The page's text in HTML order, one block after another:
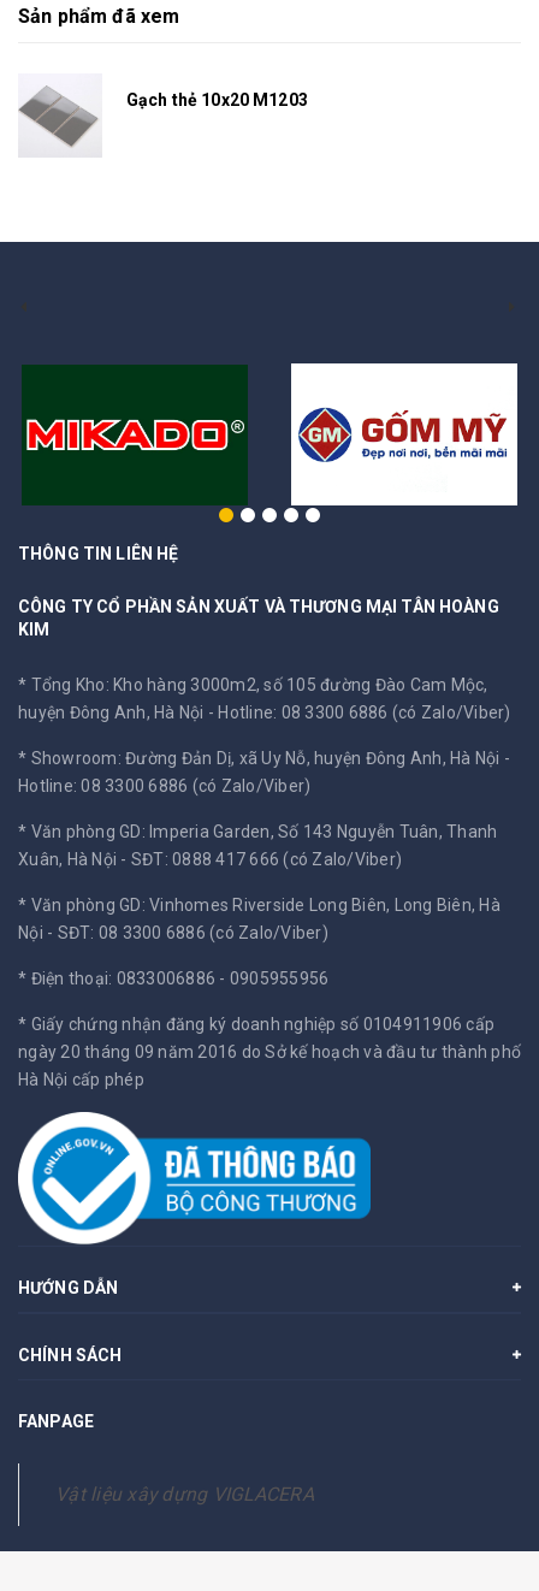
Sản phẩm đã xem
Gạch thẻ 10x20 M1203
THÔNG TIN LIÊN HỆ
CÔNG TY CỔ PHẦN SẢN XUẤT VÀ THƯƠNG MẠI TÂN HOÀNG
KIM
* Tổng Kho: Kho hàng 3000m2, số 105 đường Đào Cam Mộc,
huyện Đông Anh, Hà Nội - Hotline: 08 3300 6886 (có Zalo/Viber)
* Showroom: Đường Đản Dị, xã Uy Nỗ, huyện Đông Anh, Hà Nội -
Hotline: 08 3300 6886 (có Zalo/Viber)
* Văn phòng GD: Imperia Garden, Số 143 Nguyễn Tuân, Thanh
Xuân, Hà Nội - SĐT: 0888 417 666 (có Zalo/Viber)
* Văn phòng GD: Vinhomes Riverside Long Biên, Long Biên, Hà
Nội - SĐT: 08 3300 6886 (có Zalo/Viber)
* Điện thoại: 0833006886 - 0905955956
* Giấy chứng nhận đăng ký doanh nghiệp số 0104911906 cấp
ngày 20 tháng 09 năm 2016 do Sở kế hoạch và đầu tư thành phố
Hà Nội cấp phép
HƯỚNG DẪN
CHÍNH SÁCH
FANPAGE
Vật liệu xây dựng VIGLACERA